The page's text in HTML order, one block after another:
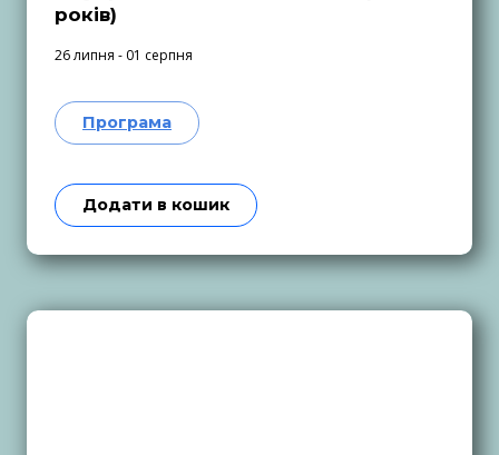
років)
26 липня - 01 серпня
Програма
Додати в кошик